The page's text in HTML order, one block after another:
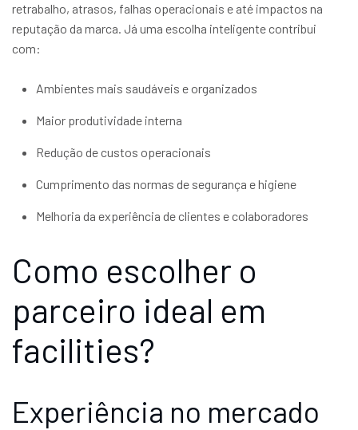
retrabalho, atrasos, falhas operacionais e até impactos na
reputação da marca. Já uma escolha inteligente contribui
com:
Ambientes mais saudáveis e organizados
Maior produtividade interna
Redução de custos operacionais
Cumprimento das normas de segurança e higiene
Melhoria da experiência de clientes e colaboradores
Como escolher o
parceiro ideal em
facilities?
Experiência no mercado